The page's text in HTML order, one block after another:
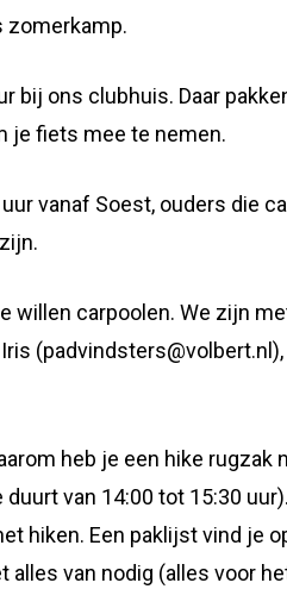
zomerkamp.
bij ons clubhuis. Daar
je fiets mee te nemen.
vanaf Soest, ouders die
willen carpoolen. We zijn
Iris
heb je een hike
van 14:00 tot 15:30
hiken. Een paklijst vind je
alles van nodig (alles voor